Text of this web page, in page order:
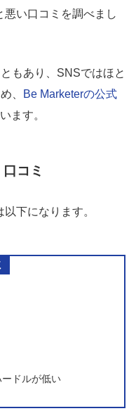
悪い口コミを調べまし
もあり、SNSではほと
、
Be Marketerの公式
ます。
コミ
下になります。
ドルが低い